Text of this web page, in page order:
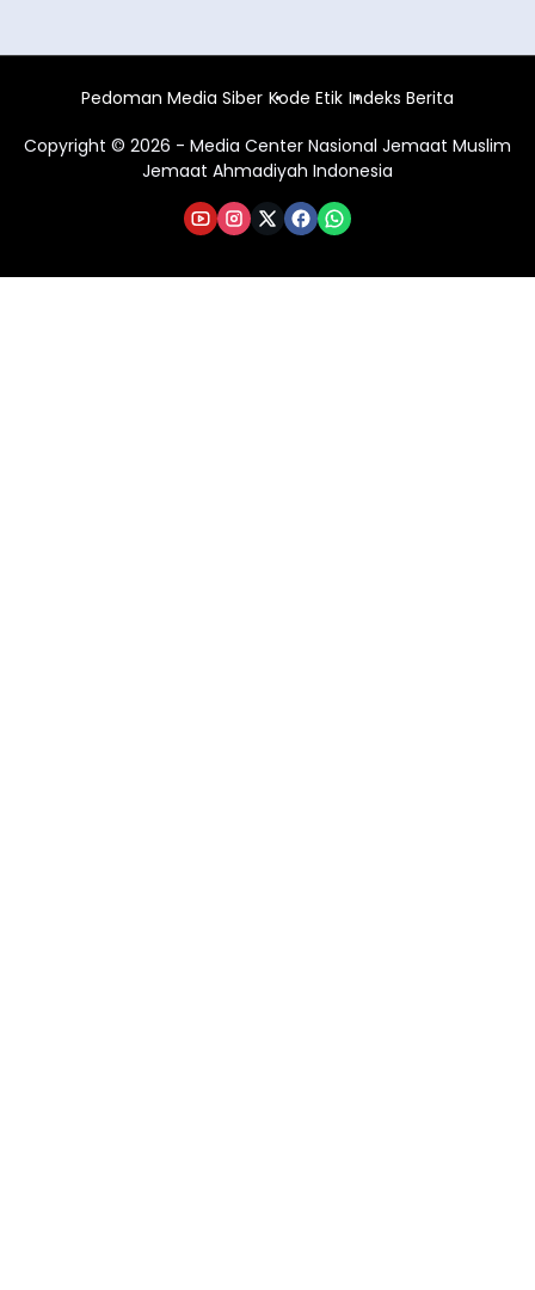
Pedoman Media Siber Kode Etik Indeks Berita
Copyright © 2026 - Media Center Nasional Jemaat Muslim
Jemaat Ahmadiyah Indonesia